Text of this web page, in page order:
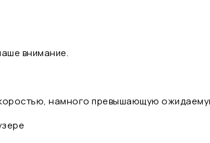
внимание.
намного превышающую